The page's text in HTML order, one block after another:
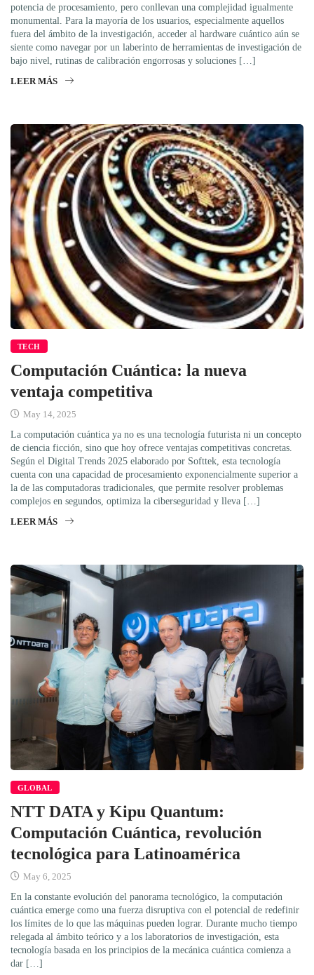
potencia de procesamiento, pero conllevan una complejidad igualmente
monumental. Para la mayoría de los usuarios, especialmente aquellos
fuera del ámbito de la investigación, acceder al hardware cuántico aún se
siente como navegar por un laberinto de herramientas de investigación de
bajo nivel, rutinas de calibración engorrosas y soluciones […]
LEER MÁS
TECH
Computación Cuántica: la nueva
ventaja competitiva
May 14, 2025
La computación cuántica ya no es una tecnología futurista ni un concepto
de ciencia ficción, sino que hoy ofrece ventajas competitivas concretas.
Según el Digital Trends 2025 elaborado por Softtek, esta tecnología
cuenta con una capacidad de procesamiento exponencialmente superior a
la de las computadoras tradicionales, que permite resolver problemas
complejos en segundos, optimiza la ciberseguridad y lleva […]
LEER MÁS
GLOBAL
NTT DATA y Kipu Quantum:
Computación Cuántica, revolución
tecnológica para Latinoamérica
May 6, 2025
En la constante evolución del panorama tecnológico, la computación
cuántica emerge como una fuerza disruptiva con el potencial de redefinir
los límites de lo que las máquinas pueden lograr. Durante mucho tiempo
relegada al ámbito teórico y a los laboratorios de investigación, esta
tecnología basada en los principios de la mecánica cuántica comienza a
dar […]